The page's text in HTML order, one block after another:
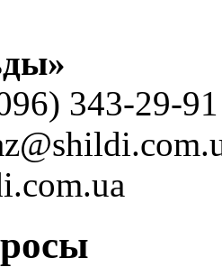
343-29-91